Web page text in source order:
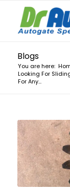
Blogs
You are here:
Looking For
For Any...